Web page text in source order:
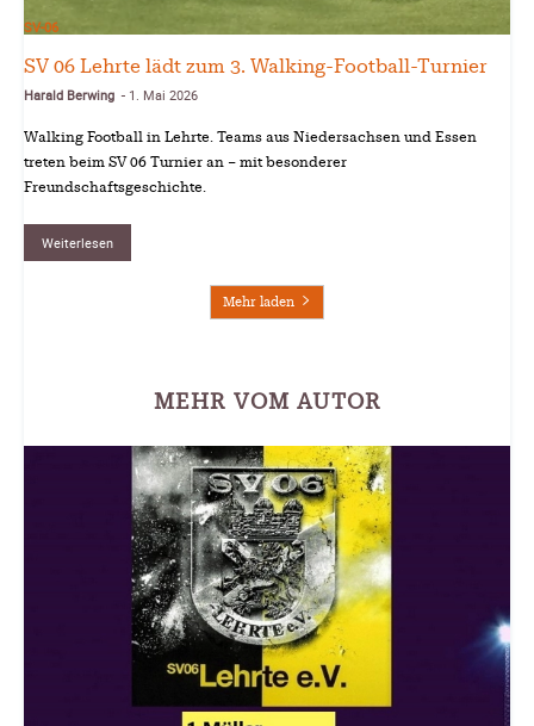
SV-06
SV 06 Lehrte lädt zum 3. Walking-Football-Turnier
Harald Berwing - 1. Mai 2026
Walking Football in Lehrte. Teams aus Niedersachsen und Essen
treten beim SV 06 Turnier an – mit besonderer
Freundschaftsgeschichte.
Weiterlesen
Mehr laden
MEHR VOM AUTOR